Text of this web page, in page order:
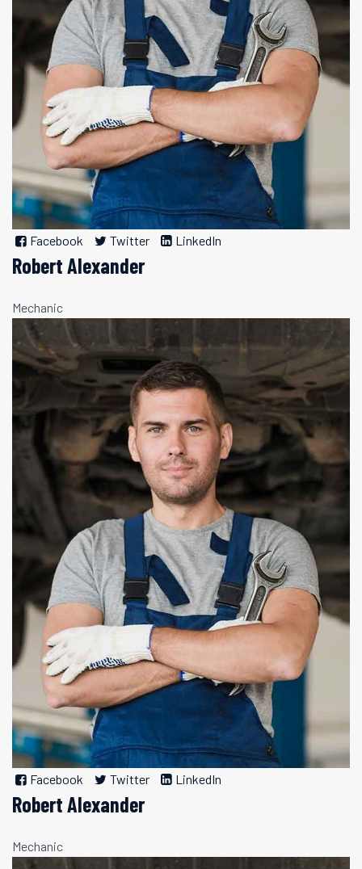
Facebook Twitter LinkedIn
Robert Alexander
Mechanic
Facebook Twitter LinkedIn
Robert Alexander
Mechanic